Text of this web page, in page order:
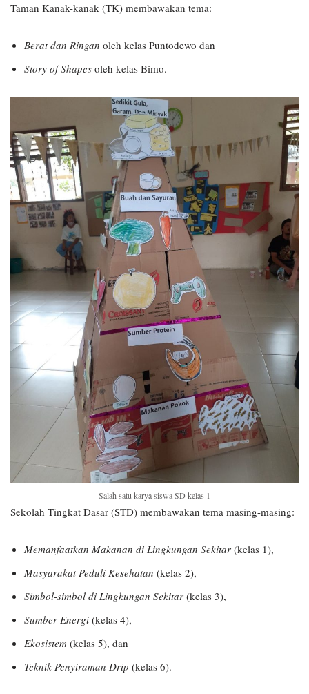
Taman Kanak-kanak (TK) membawakan tema:
Berat dan Ringan oleh kelas Puntodewo dan
Story of Shapes oleh kelas Bimo.
Salah satu karya siswa SD kelas 1
Sekolah Tingkat Dasar (STD) membawakan tema masing-masing:
Memanfaatkan Makanan di Lingkungan Sekitar (kelas 1),
Masyarakat Peduli Kesehatan (kelas 2),
Simbol-simbol di Lingkungan Sekitar (kelas 3),
Sumber Energi (kelas 4),
Ekosistem (kelas 5), dan
Teknik Penyiraman Drip (kelas 6).